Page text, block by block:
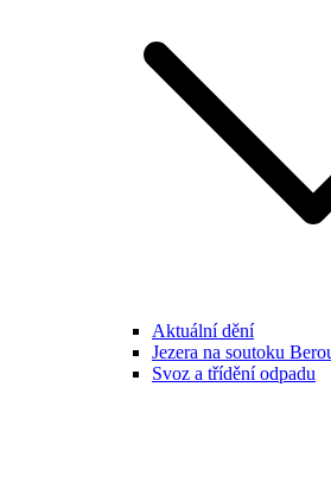
Aktuální dění
Jezera na soutoku
Svoz a třídění odpadu